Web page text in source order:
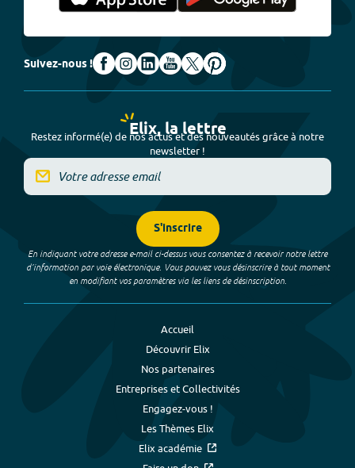
Suivez-nous !
Elix, la lettre
Restez informé(e) de nos actus et des nouveautés grâce à notre
newsletter !
S'inscrire
En indiquant votre adresse e-mail ci-dessus vous consentez à recevoir notre lettre
d’information par voie électronique. Vous pouvez vous désinscrire à tout moment
en modifiant vos paramètres via les liens de désinscription.
Accueil
Découvrir Elix
Nos partenaires
Entreprises et Collectivités
Engagez-vous !
Les Thèmes Elix
Elix académie